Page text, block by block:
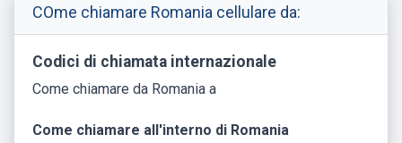
COme chiamare Romania cellulare da:
Codici di chiamata internazionale
Come chiamare da Romania a
Come chiamare all'interno di Romania